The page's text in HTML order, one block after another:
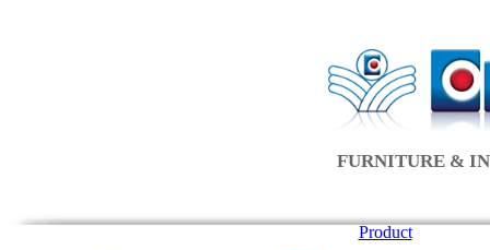
FURNITURE &
Product